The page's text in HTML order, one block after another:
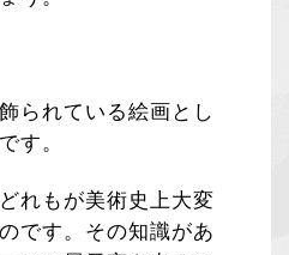
られている絵画とし
す。
れもが美術史上大変
です。その知識があ